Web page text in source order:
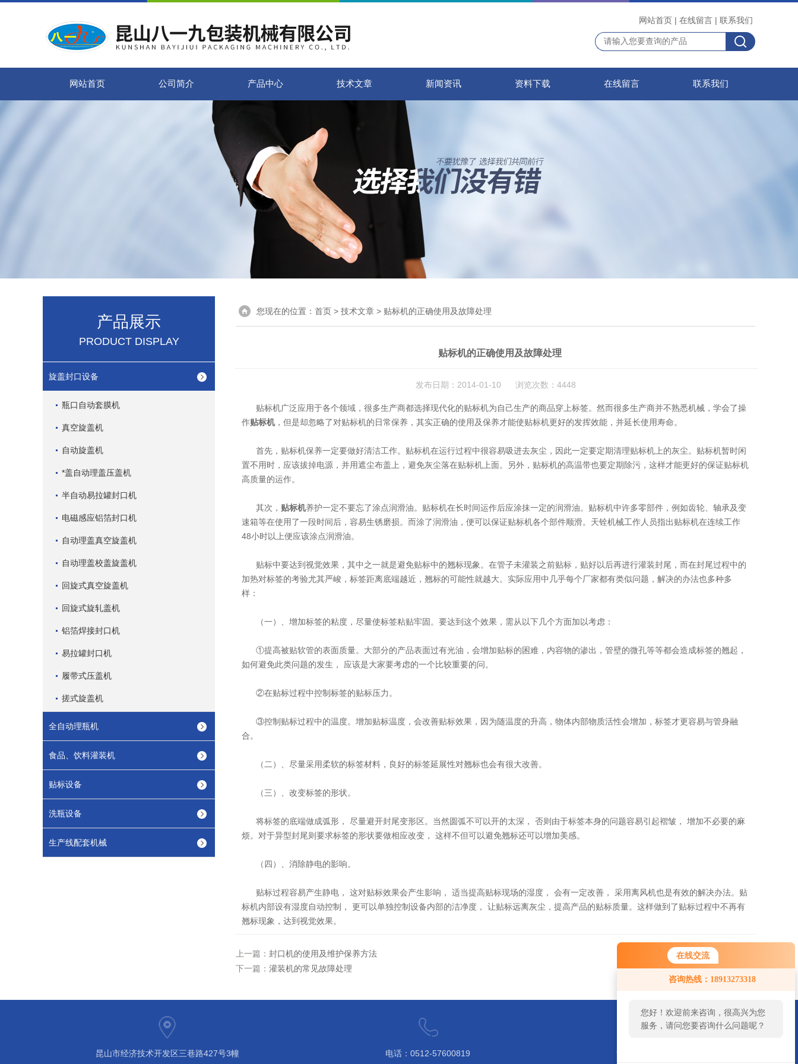
在线交流
咨询热线：18913273318
您好！欢迎前来咨询，很高兴为您
服务，请问您要咨询什么问题呢？
网站首页 | 在线留言 | 联系我们
网站首页 公司简介 产品中心 技术文章 新闻资讯 资料下载 在线留言 联系我们
产品展示
PRODUCT DISPLAY
旋盖封口设备
瓶口自动套膜机
真空旋盖机
自动旋盖机
*盖自动理盖压盖机
半自动易拉罐封口机
电磁感应铝箔封口机
自动理盖真空旋盖机
自动理盖校盖旋盖机
回旋式真空旋盖机
回旋式旋轧盖机
铝箔焊接封口机
易拉罐封口机
履带式压盖机
搓式旋盖机
全自动理瓶机
食品、饮料灌装机
贴标设备
洗瓶设备
生产线配套机械
您现在的位置： 首页 > 技术文章 > 贴标机的正确使用及故障处理
贴标机的正确使用及故障处理
发布日期：2014-01-10 浏览次数：4448
贴标机广泛应用于各个领域，很多生产商都选择现代化的贴标机为自己生产的商品穿上标签。然而很多生产商并不熟悉机械，学会了操
作贴标机，但是却忽略了对贴标机的日常保养，其实正确的使用及保养才能使贴标机更好的发挥效能，并延长使用寿命。
首先，贴标机保养一定要做好清洁工作。贴标机在运行过程中很容易吸进去灰尘，因此一定要定期清理贴标机上的灰尘。贴标机暂时闲
置不用时，应该拔掉电源，并用遮尘布盖上，避免灰尘落在贴标机上面。另外，贴标机的高温带也要定期除污，这样才能更好的保证贴标机
高质量的运作。
其次， 贴标机养护一定不要忘了涂点润滑油。贴标机在长时间运作后应涂抹一定的润滑油。贴标机中许多零部件，例如齿轮、轴承及变
速箱等在使用了一段时间后，容易生锈磨损。而涂了润滑油，便可以保证贴标机各个部件顺滑。天铨机械工作人员指出贴标机在连续工作
48小时以上便应该涂点润滑油。
贴标中要达到视觉效果，其中之一就是避免贴标中的翘标现象。在管子未灌装之前贴标，贴好以后再进行灌装封尾，而在封尾过程中的
加热对标签的考验尤其严峻，标签距离底端越近，翘标的可能性就越大。实际应用中几乎每个厂家都有类似问题，解决的办法也多种多
样：
（一）、增加标签的粘度，尽量使标签粘贴牢固。要达到这个效果，需从以下几个方面加以考虑：
①提高被贴软管的表面质量。大部分的产品表面过有光油，会增加贴标的困难，内容物的渗出，管壁的微孔等等都会造成标签的翘起，
如何避免此类问题的发生， 应该是大家要考虑的一个比较重要的问。
②在贴标过程中控制标签的贴标压力。
③控制贴标过程中的温度。增加贴标温度，会改善贴标效果，因为随温度的升高，物体内部物质活性会增加，标签才更容易与管身融
合。
（二）、尽量采用柔软的标签材料，良好的标签延展性对翘标也会有很大改善。
（三）、改变标签的形状。
将标签的底端做成弧形， 尽量避开封尾变形区。当然圆弧不可以开的太深， 否则由于标签本身的问题容易引起褶皱， 增加不必要的麻
烦。对于异型封尾则要求标签的形状要做相应改变， 这样不但可以避免翘标还可以增加美感。
（四）、消除静电的影响。
贴标过程容易产生静电， 这对贴标效果会产生影响， 适当提高贴标现场的湿度， 会有一定改善， 采用离风机也是有效的解决办法。贴
标机内部设有湿度自动控制， 更可以单独控制设备内部的洁净度， 让贴标远离灰尘，提高产品的贴标质量。这样做到了贴标过程中不再有
翘标现象，达到视觉效果。
上一篇： 封口机的使用及维护保养方法
下一篇： 灌装机的常见故障处理
昆山市经济技术开发区三巷路427号3幢 电话：0512-57600819 945555088@qq.com